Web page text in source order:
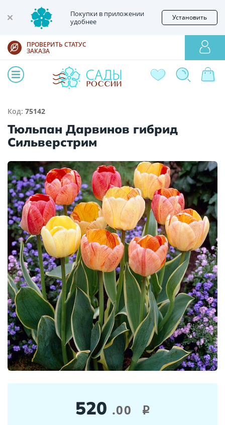
Покупки в приложении
удобнее
Установить
ПРОВЕРИТЬ СТАТУС
ЗАКАЗА
Код: 75142
Тюльпан Дарвинов гибрид
Сильверстрим
520 .00 i